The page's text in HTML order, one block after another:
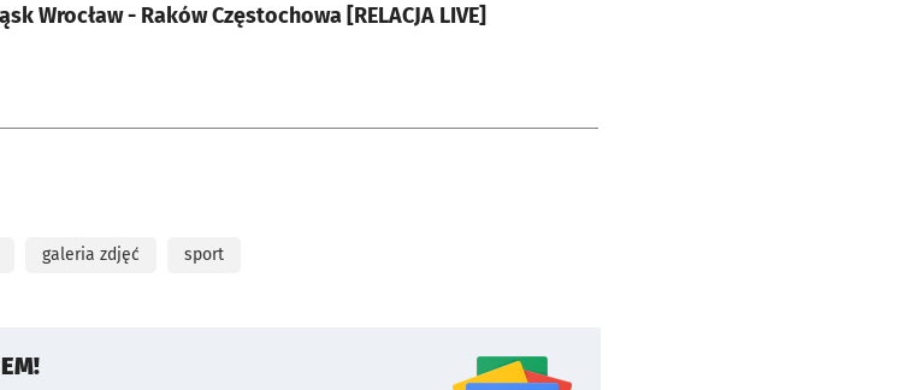
Wrocław - Raków Częstochowa [RELACJA LIVE]
galeria zdjęć sport